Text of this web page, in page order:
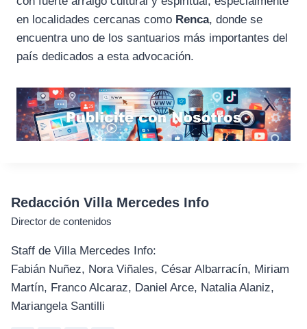
en localidades cercanas como Renca, donde se
encuentra uno de los santuarios más importantes del
país dedicados a esta advocación.
Redacción Villa Mercedes Info
Director de contenidos
Staff de Villa Mercedes Info:
Fabián Nuñez, Nora Viñales, César Albarracín, Miriam
Martín, Franco Alcaraz, Daniel Arce, Natalia Alaniz,
Mariangela Santilli